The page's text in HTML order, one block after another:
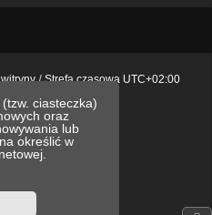
ciasteczka)
oraz
lub
określić w
Strefa czasowa UTC+02:00
© phpBB Limited